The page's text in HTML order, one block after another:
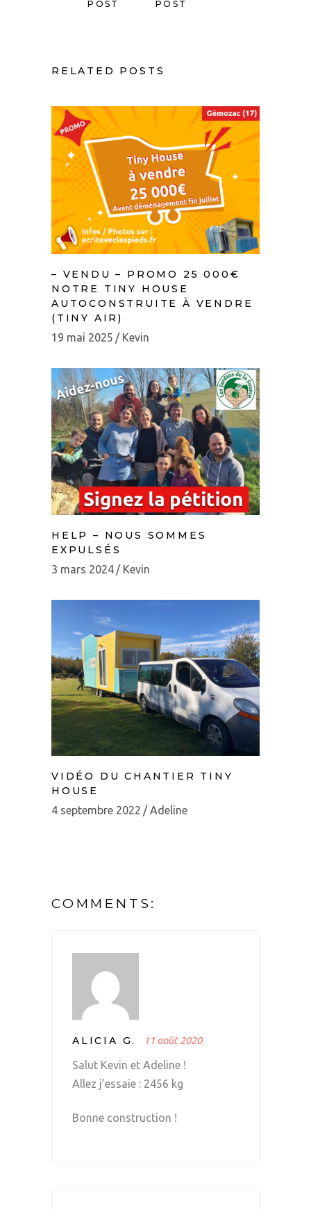
POST POST
RELATED POSTS
– VENDU – PROMO 25 000€
NOTRE TINY HOUSE
AUTOCONSTRUITE À VENDRE
(TINY AIR)
19 mai 2025
Kevin
HELP – NOUS SOMMES
EXPULSÉS
3 mars 2024
Kevin
VIDÉO DU CHANTIER TINY
HOUSE
4 septembre 2022
Adeline
COMMENTS:
ALICIA G. 11 août 2020
Salut Kevin et Adeline !
Allez j’essaie : 2456 kg
Bonne construction !